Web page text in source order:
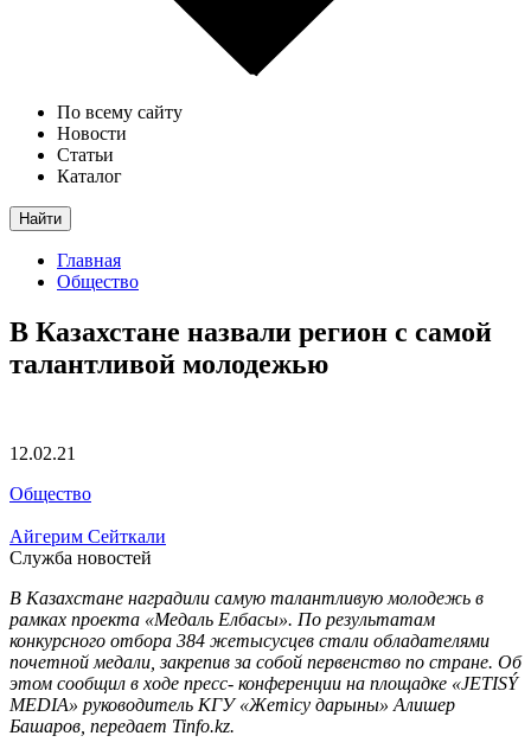
По всему сайту
Новости
Статьи
Каталог
Найти
Главная
Общество
В Казахстане назвали регион с самой
талантливой молодежью
12.02.21
Общество
Айгерим Сейткали
Служба новостей
В Казахстане наградили самую талантливую молодежь в
рамках проекта «Медаль Елбасы». По результатам
конкурсного отбора 384 жетысусцев стали обладателями
почетной медали, закрепив за собой первенство по стране. Об
этом сообщил в ходе пресс- конференции на площадке «JETISÝ
MEDIA» руководитель КГУ «Жетісу дарыны» Алишер
Башаров, передает Tinfo.kz.